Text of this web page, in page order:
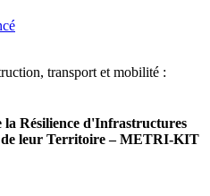
transport et mobilité :
Résilience d'Infrastructures
de leur Territoire – METRI-KIT